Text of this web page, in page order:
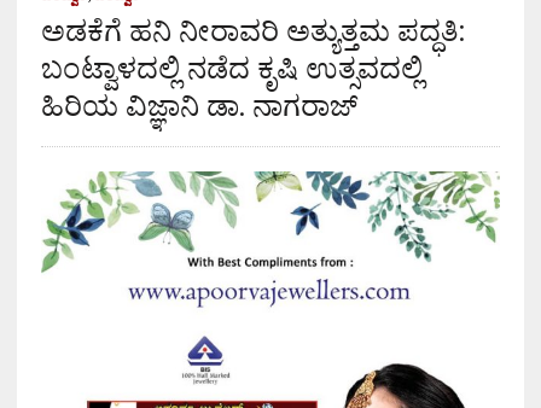
ಅಡಕೆಗೆ ಹನಿ ನೀರಾವರಿ ಅತ್ಯುತ್ತಮ ಪದ್ಧತಿ:
ಬಂಟ್ವಾಳದಲ್ಲಿ ನಡೆದ ಕೃಷಿ ಉತ್ಸವದಲ್ಲಿ
ಹಿರಿಯ ವಿಜ್ಞಾನಿ ಡಾ. ನಾಗರಾಜ್